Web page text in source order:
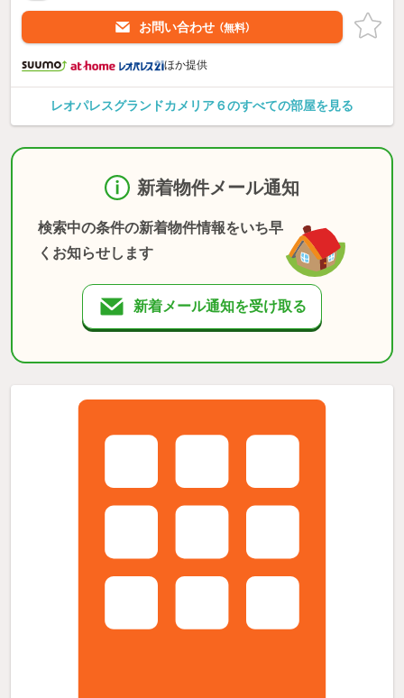
お問い合わせ （無料）
ほか提供
レオパレスグランドカメリア６のすべての部屋を見る
新着物件メール通知
検索中の条件の新着物件情報をいち早
くお知らせします
新着メール通知を受け取る